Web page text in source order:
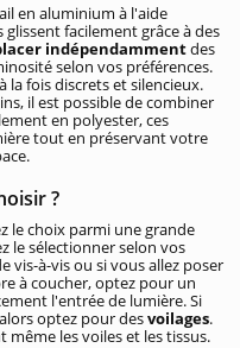
en aluminium à l'aide
facilement grâce à des
indépendammentdes
selon vos préférences.
la fois discrets et silencieux.
il est possible de combiner
en polyester, ces
tout en préservant votre
?
le choix parmi une grande
le sélectionner selon vos
vis-à-vis ou si vous allez poser
à coucher, optez pour un
l'entrée de lumière. Si
optez pour desvoilages.
même les voiles et les tissus.